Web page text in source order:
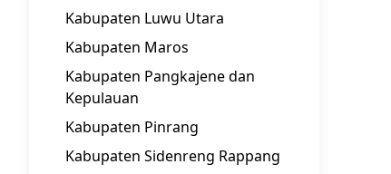
Kabupaten Luwu Utara
Kabupaten Maros
Kabupaten Pangkajene dan
Kepulauan
Kabupaten Pinrang
Kabupaten Sidenreng Rappang